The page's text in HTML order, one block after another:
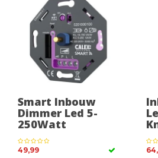
Smart Inbouw
Dimmer Led 5-
250Watt
49,99